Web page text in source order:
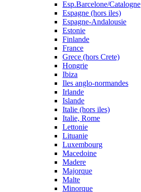
Esp.Barcelone/Catalogne
Espagne (hors iles)
Espagne-Andalousie
Estonie
Finlande
France
Grece (hors Crete)
Hongrie
Ibiza
Iles anglo-normandes
Irlande
Islande
Italie (hors iles)
Italie, Rome
Lettonie
Lituanie
Luxembourg
Macedoine
Madere
Majorque
Malte
Minorque